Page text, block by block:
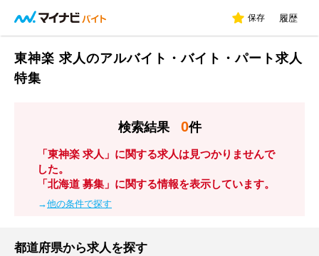
保存 履歴
東神楽 求人のアルバイト・バイト・パート求人
特集
検索結果 0件
「東神楽 求人」に関する求人は見つかりませんで
した。
「北海道 募集」に関する情報を表示しています。
→他の条件で探す
都道府県から求人を探す